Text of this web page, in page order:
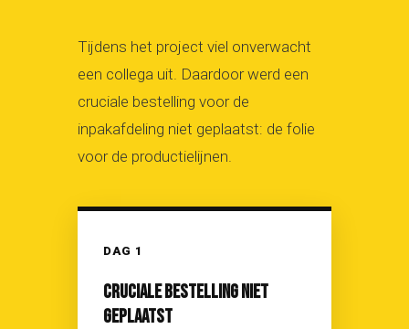
Tijdens het project viel onverwacht
een collega uit. Daardoor werd een
cruciale bestelling voor de
inpakafdeling niet geplaatst: de folie
voor de productielijnen.
DAG 1
CRUCIALE BESTELLING NIET
GEPLAATST